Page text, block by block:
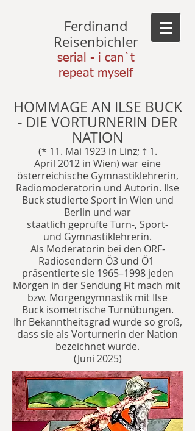
Ferdinand
Reisenbichler
serial - i can`t
repeat myself
HOMMAGE AN ILSE BUCK
- DIE VORTURNERIN DER
NATION
(* 11. Mai 1923in Linz; † 1.
April 2012 in Wien) war eine
österreichische Gymnastiklehrerin,
Radiomoderatorin und Autorin. Ilse
Buck studierte Sport in Wien und
Berlin und war
staatlich geprüfte Turn-, Sport-
und Gymnastiklehrerin.
Als Moderatorin bei den ORF-
Radiosendern Ö3 und Ö1
präsentierte sie 1965–1998 jeden
Morgen in der Sendung Fit mach mit
bzw. Morgengymnastik mit Ilse
Buck isometrischeTurnübungen.
Ihr Bekanntheitsgrad wurde so groß,
dass sie als Vorturnerin der Nation
bezeichnet wurde.
(Juni 2025)